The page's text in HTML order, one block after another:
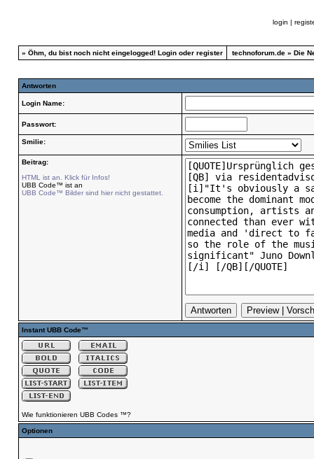
login |
» Öhm, du bist noch nicht eingelogged! Loginoder register technoforum.de» Die
Antworten
Login Name:
Passwort:
Smilie:
Beitrag:
HTML ist an. Klick für Infos!
UBB Code™ ist an
UBB Code™ Bilder sind hier nicht gestattet.
Instant UBB Code™
Wie funktionieren UBB Codes ™?
Optionen